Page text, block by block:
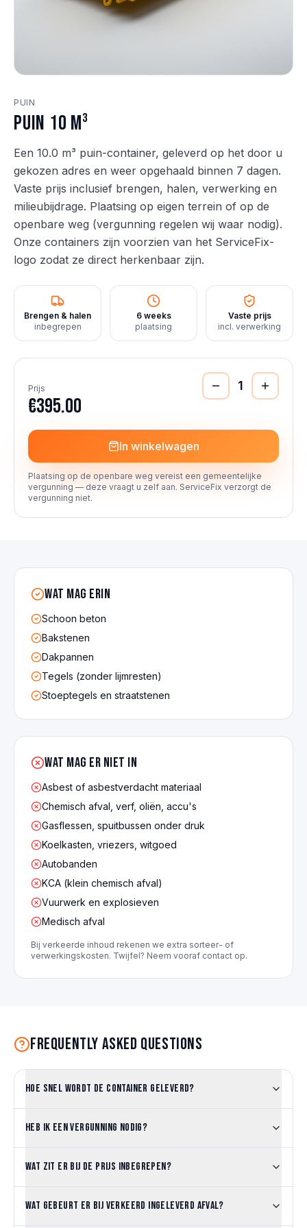
PUIN
Puin 10 m³
Een 10.0 m³ puin-container, geleverd op het door u
gekozen adres en weer opgehaald binnen 7 dagen.
Vaste prijs inclusief brengen, halen, verwerking en
milieubijdrage. Plaatsing op eigen terrein of op de
openbare weg (vergunning regelen wij waar nodig).
Onze containers zijn voorzien van het ServiceFix-
logo zodat ze direct herkenbaar zijn.
Brengen & halen
inbegrepen
6 weeks
plaatsing
Vaste prijs
incl. verwerking
Prijs
€395.00
1
In winkelwagen
Plaatsing op de openbare weg vereist een gemeentelijke
vergunning — deze vraagt u zelf aan. ServiceFix verzorgt de
vergunning niet.
Wat mag erin
Schoon beton
Bakstenen
Dakpannen
Tegels (zonder lijmresten)
Stoeptegels en straatstenen
Wat mag er NIET in
Asbest of asbestverdacht materiaal
Chemisch afval, verf, oliën, accu's
Gasflessen, spuitbussen onder druk
Koelkasten, vriezers, witgoed
Autobanden
KCA (klein chemisch afval)
Vuurwerk en explosieven
Medisch afval
Bij verkeerde inhoud rekenen we extra sorteer- of
verwerkingskosten. Twijfel? Neem vooraf contact op.
Frequently asked questions
Hoe snel wordt de container geleverd?
Heb ik een vergunning nodig?
Wat zit er bij de prijs inbegrepen?
Wat gebeurt er bij verkeerd ingeleverd afval?